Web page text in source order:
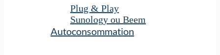
Plug & Play
Sunology ou Beem
Autoconsommation